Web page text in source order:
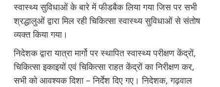
स्वास्थ्य सुविधाओं के बारे में फीडबैक लिया गया जिस पर सभी
श्रद्धालुओं द्वारा मिल रही चिकित्सा स्वास्थ्य सुविधाओं से संतोष
व्यक्त किया गया।
निदेशक द्वारा यात्रा मार्गो पर स्थापित स्वास्थ्य परीक्षण केंद्रों,
चिकित्सा इकाइयों एवं चिकित्सा राहत केंद्रों का निरीक्षण कर,
सभी को आवश्यक दिशा – निर्देश दिए गए। निदेशक, गढ़वाल